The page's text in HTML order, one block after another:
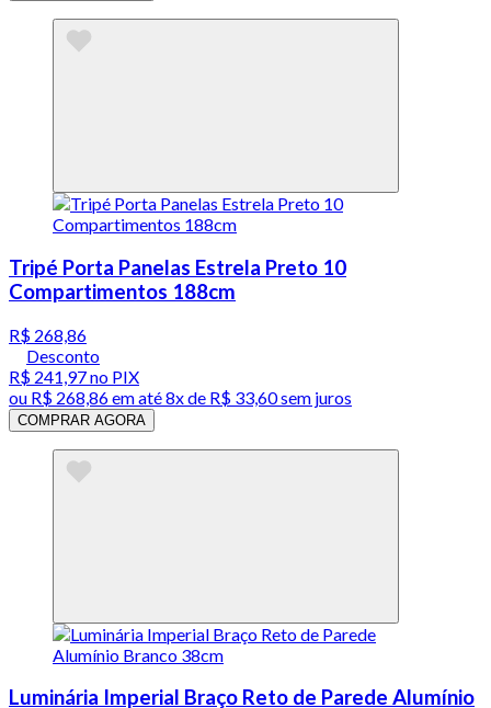
Tripé Porta Panelas Estrela Preto 10
Compartimentos 188cm
R$ 268,86
Desconto
R$ 241,97no PIX
ou R$ 268,86em até8x de R$ 33,60 sem juros
COMPRAR AGORA
Luminária Imperial Braço Reto de Parede Alumínio